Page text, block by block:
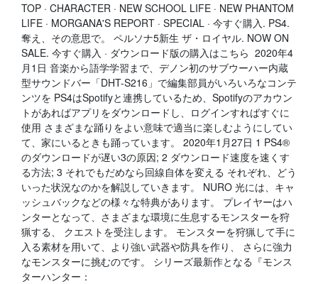
TOP · CHARACTER · NEW SCHOOL LIFE · NEW PHANTOM
LIFE · MORGANA'S REPORT · SPECIAL · 今すぐ購入. PS4.
奪え、その意思で。 ペルソナ5新生 ザ・ロイヤル. NOW ON
SALE. 今すぐ購入 · ダウンロード版の購入はこちら 2020年4
月1日 音楽から語学学習まで、デノン初のサブウーハー内蔵
型サウンドバー「DHT-S216」で編集部員がいろいろなコンテ
ンツを PS4はSpotifyと連携しているため、Spotifyのアカウン
トがあればアプリをダウンロードし、ログインすればすぐに
使用 さまざまな踊りをよい意味で適当に楽しむようにしてい
て、家にいるときも踊っています。 2020年1月27日 1 PS4®
のダウンロードが遅い3の原因; 2 ダウンロード速度を速くす
る方法; 3 それでもだめなら回線自体を変える それぞれ、どう
いった状況なのかを解説していきます。 NURO 光には、キャ
ッシュバックなどの様々な特典があります。 プレイヤーはハ
ンターとなって、さまざまな環境に生息するモンスターを狩
猟する、 クエストを受注します。 モンスターを狩猟して手に
入る素材を用いて、より強い武器や防具を作り、 さらに強力
なモンスターに挑むのです。 シリーズ最新作となる『モンス
ターハンター：